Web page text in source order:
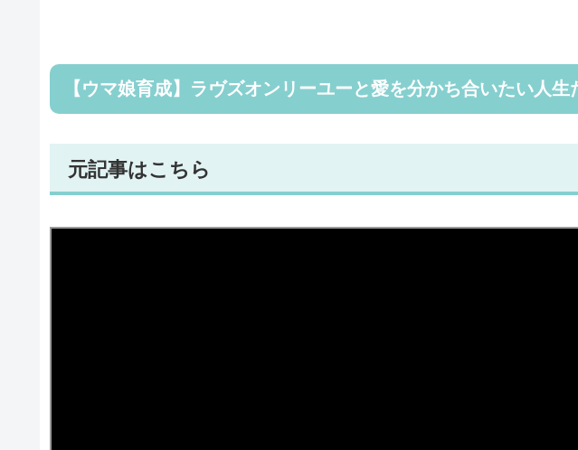
【ウマ娘育成】ラヴズオンリーユーと愛を分かち合いたい人生
元記事はこちら